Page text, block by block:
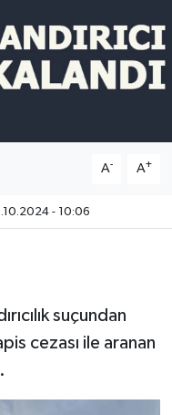
A- A+
- 10:06
suçundan
cezası ile aranan